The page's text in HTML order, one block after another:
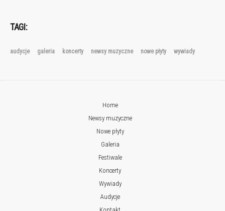
TAGI:
audycje galeria koncerty newsy muzyczne nowe płyty wywiady
Home
Newsy muzyczne
Nowe płyty
Galeria
Festiwale
Koncerty
Wywiady
Audycje